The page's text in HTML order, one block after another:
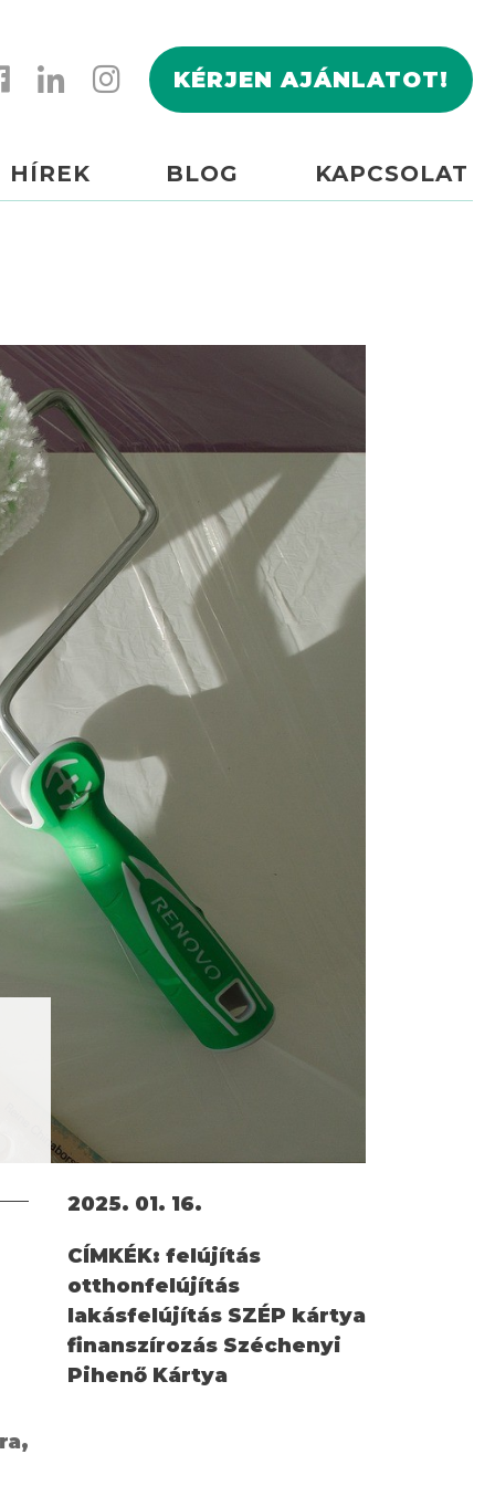
KÉRJEN AJÁNLATOT!
HÍREK BLOG KAPCSOLAT
2025. 01. 16.
CÍMKÉK: felújítás
otthonfelújítás
lakásfelújítás SZÉP kártya
finanszírozás Széchenyi
Pihenő Kártya